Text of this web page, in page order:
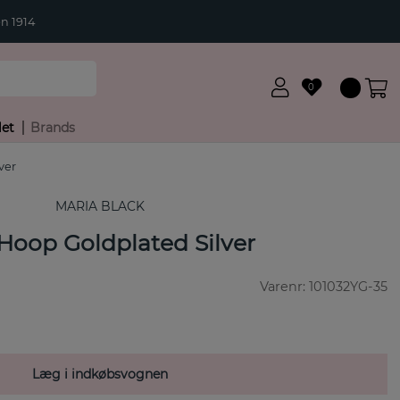
1914
0
Brands
MARIA BLACK
Goldplated Silver
Varenr: 101032YG-35
Læg i indkøbsvognen